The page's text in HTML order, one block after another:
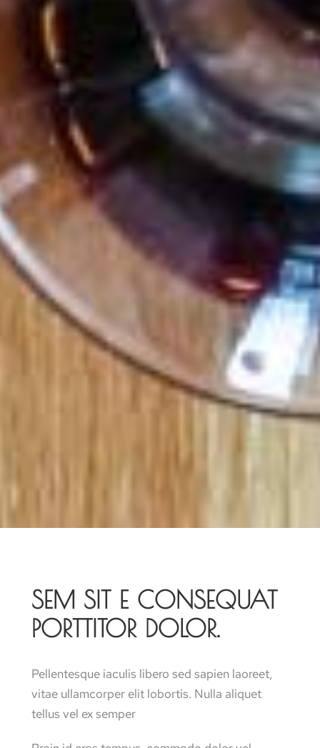
SEM SIT E CONSEQUAT
PORTTITOR DOLOR.
Pellentesque iaculis libero sed sapien laoreet,
vitae ullamcorper elit lobortis. Nulla aliquet
tellus vel ex semper